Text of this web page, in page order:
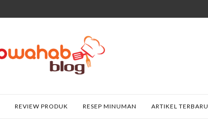
REVIEW PRODUK RESEP MINUMAN ARTIKEL TERBARU